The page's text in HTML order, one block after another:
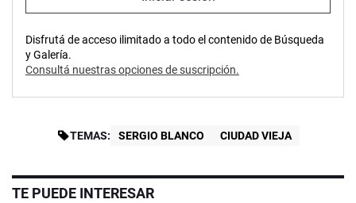
Disfrutá de acceso ilimitado a todo el contenido de Búsqueda
y Galería.
Consultá nuestras opciones de suscripción.
TEMAS: SERGIO BLANCO CIUDAD VIEJA
TE PUEDE INTERESAR